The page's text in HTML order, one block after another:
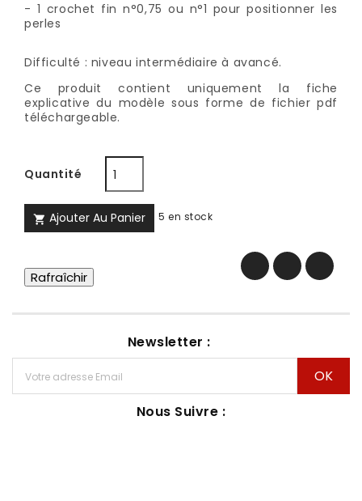
- 1 crochet fin n°0,75 ou n°1 pour positionner les
perles
Difficulté : niveau intermédiaire à avancé.
Ce produit contient uniquement la fiche
explicative du modèle sous forme de fichier pdf
téléchargeable.
Quantité
 Ajouter Au Panier 5 en stock
Newsletter :
Nous Suivre :